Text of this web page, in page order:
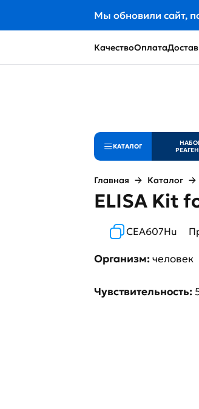
Мы обновили сайт,
КачествоОплата
КАТАЛОГ
Главная Каталог
ELISA Kit
CEA607Hu
Организм:человек
Чувствительность: